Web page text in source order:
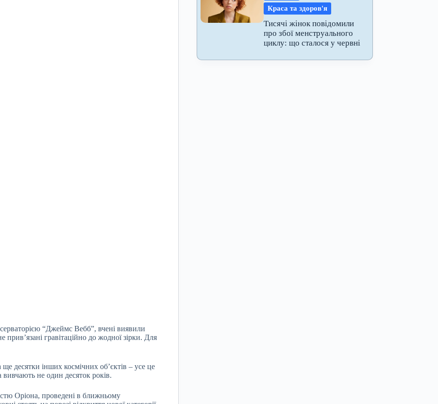
“Джеймс Вебб”, вчені виявили
прив’язані гравітаційно до жодної зірки. Для
десятки інших космічних об’єктів – усе це
вивчають не один десяток років.
Оріона, проведені в ближньому
Краса та здоров'я
Тисячі жінок повідомили
про збої менструального
циклу: що сталося у червні